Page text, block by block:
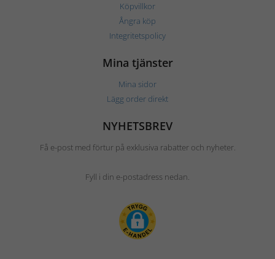
Köpvillkor
Ångra köp
Integritetspolicy
Mina tjänster
Mina sidor
Lägg order direkt
NYHETSBREV
Få e-post med förtur på exklusiva rabatter och nyheter.
Fyll i din e-postadress nedan.